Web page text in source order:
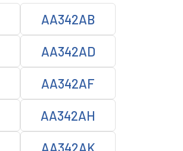
AA342AB
AA342AD
AA342AF
AA342AH
AA342AK